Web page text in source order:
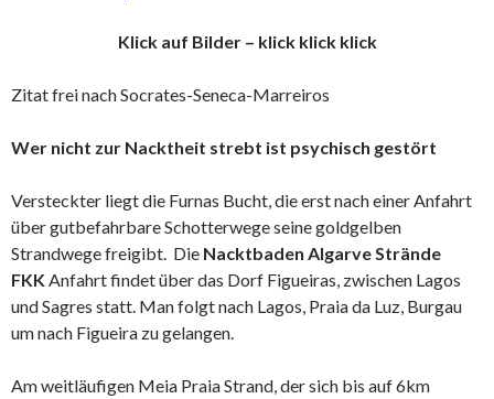
Klick auf Bilder – klick klick klick
Zitat frei nach Socrates-Seneca-Marreiros
Wer nicht zur Nacktheit strebt ist psychisch gestört
Versteckter liegt die Furnas Bucht, die erst nach einer Anfahrt
über gutbefahrbare Schotterwege seine goldgelben
Strandwege freigibt. Die Nacktbaden Algarve Strände
FKK Anfahrt findet über das Dorf Figueiras, zwischen Lagos
und Sagres statt. Man folgt nach Lagos, Praia da Luz, Burgau
um nach Figueira zu gelangen.
Am weitläufigen Meia Praia Strand, der sich bis auf 6km